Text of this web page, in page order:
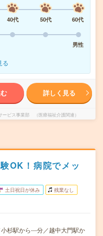
40代 50代
60代
男性
る
詳しく見る
ビス事業部 （医療福祉介護関連）
OK！病院でメッ
土日祝日が休み 残業なし
杉駅から---分／越中大門駅か